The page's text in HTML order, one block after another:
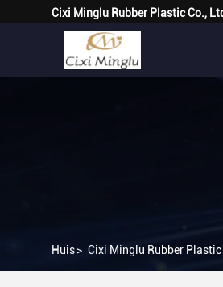
Cixi Minglu Rubber Plastic Co.,
Huis> Cixi Minglu Rubber